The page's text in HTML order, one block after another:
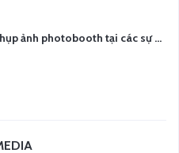
Xu hướng chụp ảnh photobooth tại các sự kiện hiện nay